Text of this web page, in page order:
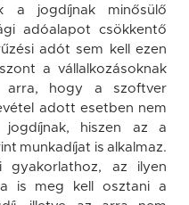
a jogdíjnak minősülő
adóalapot csökkentő
adót sem kell ezen
a vállalkozásoknak
arra, hogy a szoftver
adott esetben nem
jogdíjnak, hiszen az a
munkadíjat is alkalmaz.
gyakorlathoz, az ilyen
is meg kell osztani a